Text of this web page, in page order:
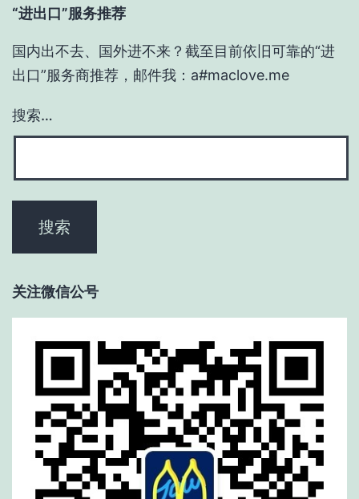
“进出口”服务推荐
国内出不去、国外进不来？截至目前依旧可靠的“进
出口”服务商推荐，邮件我：a#maclove.me
搜索…
关注微信公号